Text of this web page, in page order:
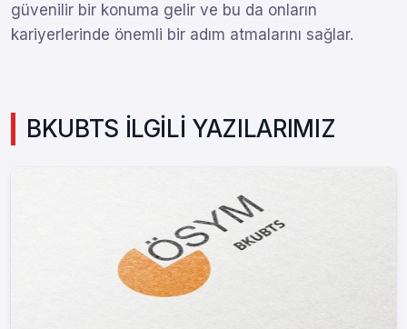
güvenilir bir konuma gelir ve bu da onların
kariyerlerinde önemli bir adım atmalarını sağlar.
BKUBTS İLGİLİ YAZILARIMIZ